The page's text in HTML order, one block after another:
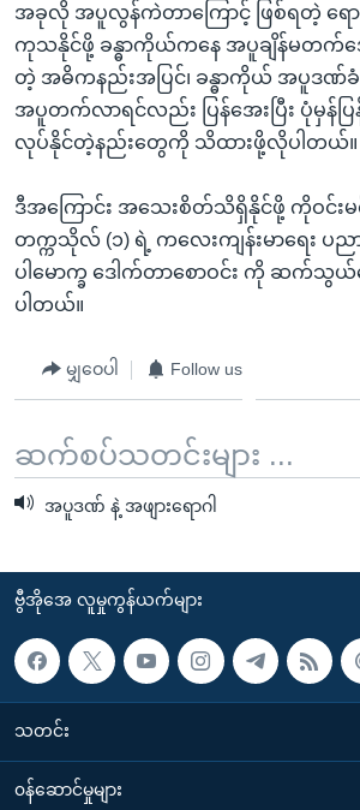
နေရာ
ကျော်
အခုလို အပူလွန်ကဲတာကြောင့် ဖြစ်ရတဲ့ ရ
ကုသနိုင်ဖို့ ခန္ဓာကိုယ်ကနေ အပူချိန်မတက်အ
တဲ့ အဓိကနည်းအပြင်၊ ခန္ဓာကိုယ် အပူဒဏ်
အပူတက်လာရင်လည်း ပြန်အေးပြီး ပုံမှန်ပြ
လုပ်နိုင်တဲ့နည်းတွေကို သိထားဖို့လိုပါတယ်။
ဒီအကြောင်း အသေးစိတ်သိရှိနိုင်ဖို့ ကိုဝင်းမ
တက္ကသိုလ် (၁) ရဲ့ ကလေးကျန်းမာရေး ပညာ
ပါမောက္ခ ဒေါက်တာစောဝင်း ကို ဆက်သွယ်မ
ပါတယ်။
မျှဝေပါ Follow us
ဆက်စပ်သတင်းများ ...
အပူဒဏ် နဲ့ အဖျားရောဂါ
ဗွီအိုအေ လူမှုကွန်ယက်များ
သတင်း
၀န်ဆောင်မှုများ